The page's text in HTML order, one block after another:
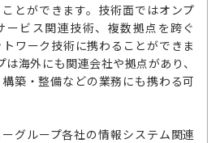
とができます。技術面ではオンプ
ービス関連技術、複数拠点を跨ぐ
ワーク技術に携わることができま
は海外にも関連会社や拠点があり、
築・整備などの業務にも携わる可
グループ各社の情報システム関連